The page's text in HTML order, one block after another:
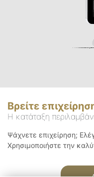
Βρείτε
Η κατάταξη
Ψάχνετε επιχείρηση;
Χρησιμοποιήστε την